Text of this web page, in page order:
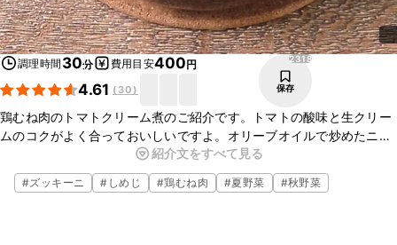
調理時間 30分 費用目安400円
4.61 ( 30)
2318
保存
鶏むね肉のトマトクリーム煮のご紹介です。トマトの酸味と生クリー
ムのコクがよく合っておいしいですよ。オリーブオイルで炒めたニン
ニクの香りが食欲をそそります。お酒のおつまみにもおすすめです。
ぜひ作ってみてくださいね。
紹介文をすべて見る
#ズッキーニ # しめじ #鶏むね肉 #夏野菜 #秋野菜